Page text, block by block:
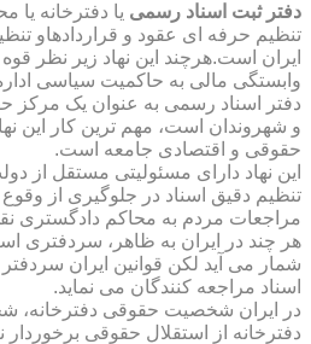
دفتر ثبت اسناد رسمی یا دفترخانه یا
تنظیم حرفه ای عقود و قراردادهاو
ایران است.هرچند این نهاد زیر نظر
وابستگی مالی به حاکمیت سیاسی
دفتر اسناد رسمی به عنوان یک مرکز
و شهروندان است، مهم ترین کار این
حقوقی و اقتصادی جامعه است.
این نهاد دارای مسئولیتی مستقل از
تنظیم دقیق اسناد در جلوگیری از
مراجعات مردم به محاکم دادگستری
هر چند در ایران به ظاهر، سردفتری
شمار می آید لکن قوانین ایران
اسناد مراجعه کنندگان می نماید.
در ایران شخصیت حقوقی
دفترخانه از استقلال حقوقی